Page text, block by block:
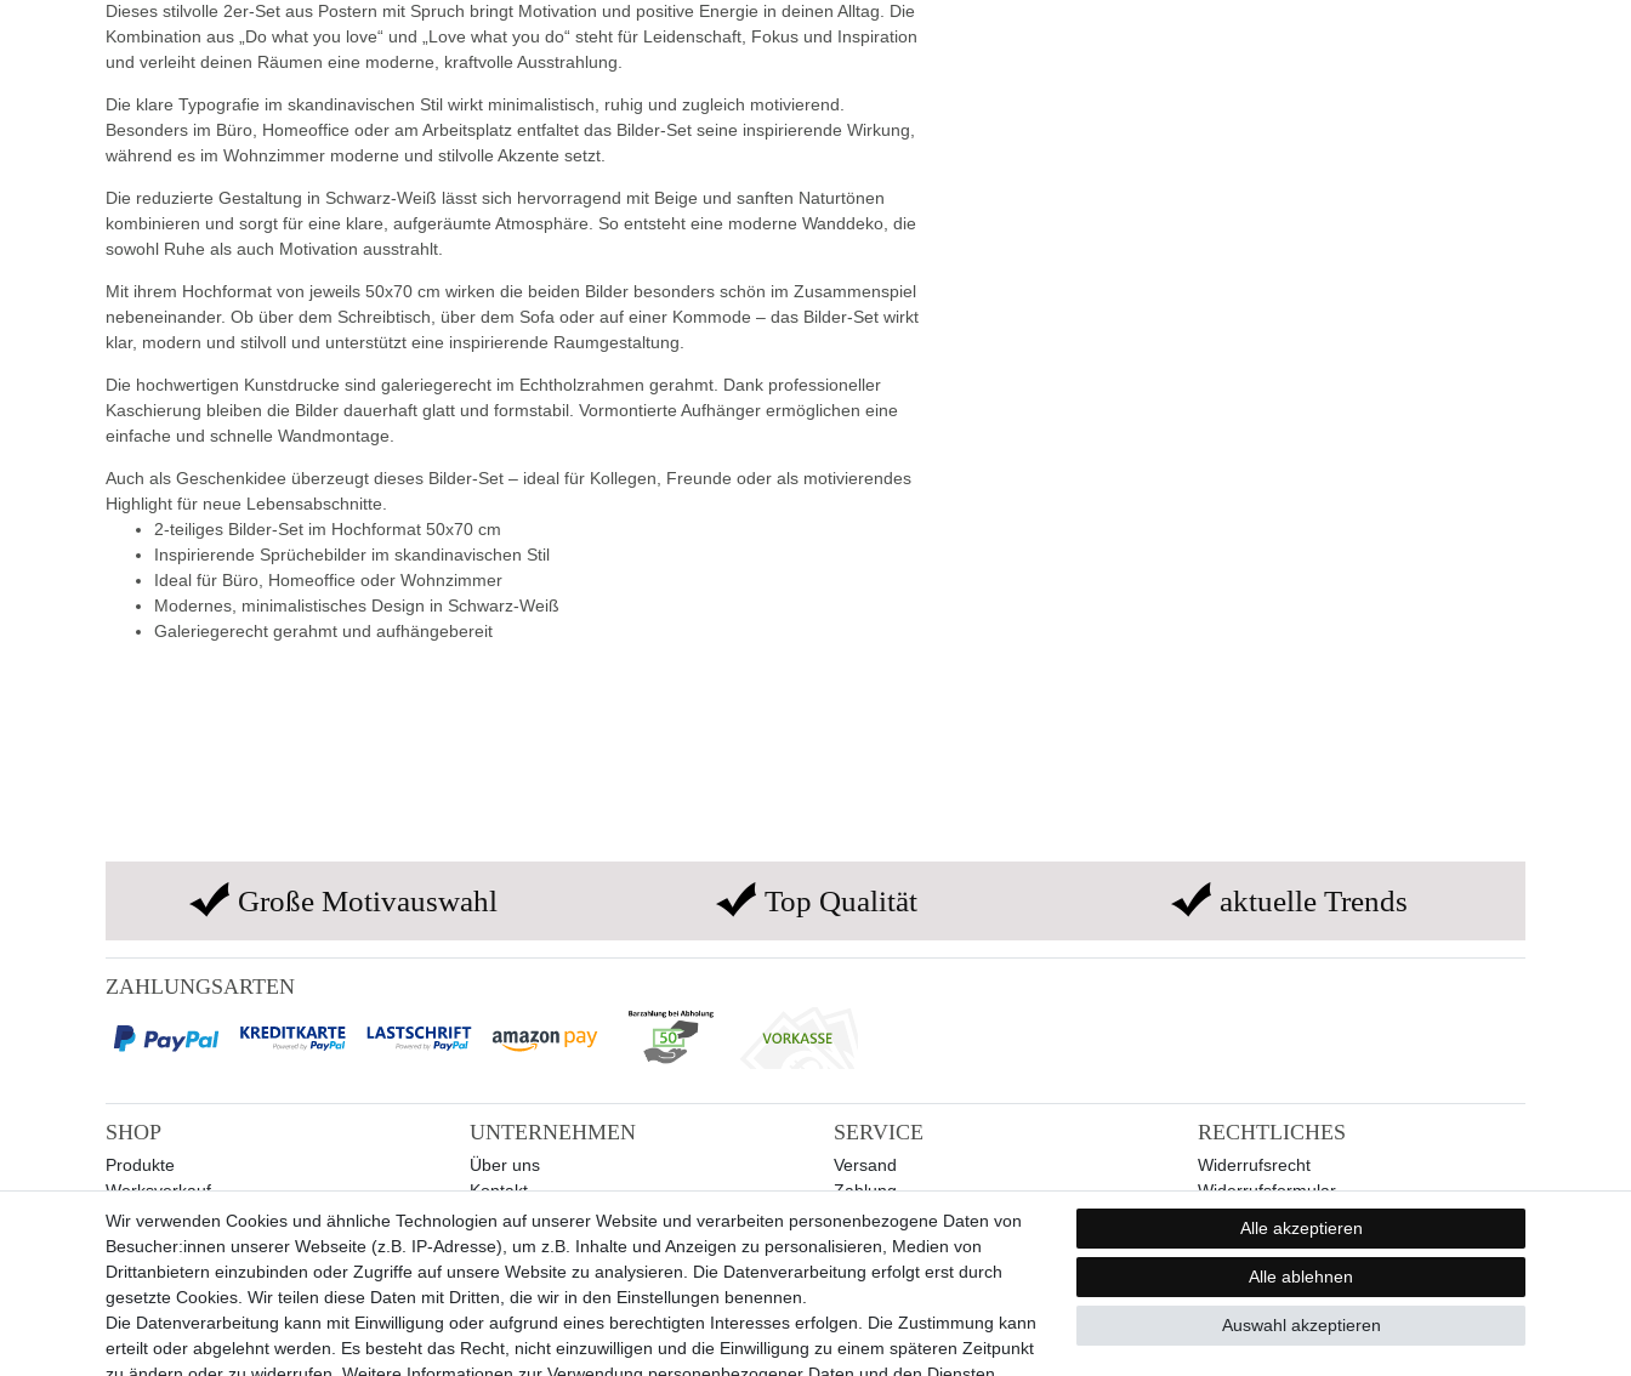
Dieses stilvolle 2er-Set aus Postern mit Spruch bringt Motivation und positive Energie in deinen Alltag. Die
Kombination aus „Do what you love“ und „Love what you do“ steht für Leidenschaft, Fokus und Inspiration
und verleiht deinen Räumen eine moderne, kraftvolle Ausstrahlung.
Die klare Typografie im skandinavischen Stil wirkt minimalistisch, ruhig und zugleich motivierend.
Besonders im Büro, Homeoffice oder am Arbeitsplatz entfaltet das Bilder-Set seine inspirierende Wirkung,
während es im Wohnzimmer moderne und stilvolle Akzente setzt.
Die reduzierte Gestaltung in Schwarz-Weiß lässt sich hervorragend mit Beige und sanften Naturtönen
kombinieren und sorgt für eine klare, aufgeräumte Atmosphäre. So entsteht eine moderne Wanddeko, die
sowohl Ruhe als auch Motivation ausstrahlt.
Mit ihrem Hochformat von jeweils 50x70 cm wirken die beiden Bilder besonders schön im Zusammenspiel
nebeneinander. Ob über dem Schreibtisch, über dem Sofa oder auf einer Kommode – das Bilder-Set wirkt
klar, modern und stilvoll und unterstützt eine inspirierende Raumgestaltung.
Die hochwertigen Kunstdrucke sind galeriegerecht im Echtholzrahmen gerahmt. Dank professioneller
Kaschierung bleiben die Bilder dauerhaft glatt und formstabil. Vormontierte Aufhänger ermöglichen eine
einfache und schnelle Wandmontage.
Auch als Geschenkidee überzeugt dieses Bilder-Set – ideal für Kollegen, Freunde oder als motivierendes
Highlight für neue Lebensabschnitte.
2-teiliges Bilder-Set im Hochformat 50x70 cm
Inspirierende Sprüchebilder im skandinavischen Stil
Ideal für Büro, Homeoffice oder Wohnzimmer
Modernes, minimalistisches Design in Schwarz-Weiß
Galeriegerecht gerahmt und aufhängebereit
Große Motivauswahl Top Qualität aktuelle Trends
ZAHLUNGSARTEN
SHOP
Produkte
Werksverkauf
Sale
UNTERNEHMEN
Über uns
Kontakt
SERVICE
Versand
Zahlung
Hilfe
RECHTLICHES
Widerrufsrecht
Widerrufsformular
Datenschutzerklärung
Widerrufs­recht Widerrufs­formular Impressum Daten­schutz­erklärung AGB Kontakt
Wir verwenden Cookies und ähnliche Technologien auf unserer Website und verarbeiten personenbezogene Daten von
Besucher:innen unserer Webseite (z.B. IP-Adresse), um z.B. Inhalte und Anzeigen zu personalisieren, Medien von
Drittanbietern einzubinden oder Zugriffe auf unsere Website zu analysieren. Die Datenverarbeitung erfolgt erst durch
gesetzte Cookies. Wir teilen diese Daten mit Dritten, die wir in den Einstellungen benennen.
Die Datenverarbeitung kann mit Einwilligung oder aufgrund eines berechtigten Interesses erfolgen. Die Zustimmung kann
erteilt oder abgelehnt werden. Es besteht das Recht, nicht einzuwilligen und die Einwilligung zu einem späteren Zeitpunkt
Alle akzeptieren
Alle ablehnen
Auswahl akzeptieren